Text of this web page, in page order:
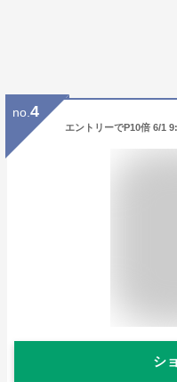
no. 4
シ